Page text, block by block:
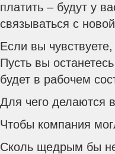
платить – будут у
связываться с
Если вы
Пусть вы
будет в рабочем
Для чего делаются
Чтобы компания
Сколь щедрым бы